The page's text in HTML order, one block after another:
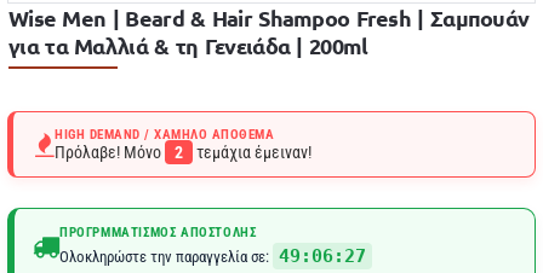
Wise Men | Beard & Hair Shampoo Fresh | Σαμπουάν
για τα Μαλλιά & τη Γενειάδα | 200ml
HIGH DEMAND / ΧΑΜΗΛΌ ΑΠΌΘΕΜΑ
Πρόλαβε! Μόνο 2 τεμάχια έμειναν!
ΠΡΟΓΡΜΜΑΤΙΣΜΌΣ ΑΠΟΣΤΟΛΉΣ
Ολοκληρώστε την παραγγελία σε: 49:06:26